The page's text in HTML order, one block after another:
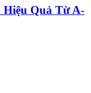
Hiệu Quả Từ A-